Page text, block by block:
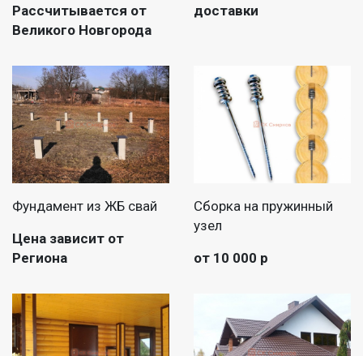
Рассчитывается от
Великого Новгорода
доставки
Фундамент из ЖБ свай
Цена зависит от
Региона
Сборка на пружинный
узел
от 10 000 р